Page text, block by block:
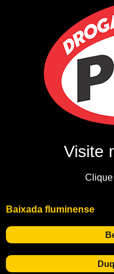
Visite
Clique
Baixada fluminense